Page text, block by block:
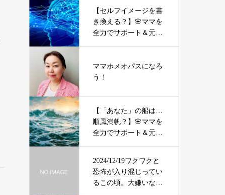
【セルフイメージを書
き換える？】🌸ママを
全力でサポート＆元気
ーチング
ママホメオパスになろ
う！
【「あなた」の船は…
順風満帆？】🌸ママを
全力でサポート＆元気
ーチング
2024/12/19ワクワクと
恐怖が入り混じってい
るこの頃。大嫌いな販